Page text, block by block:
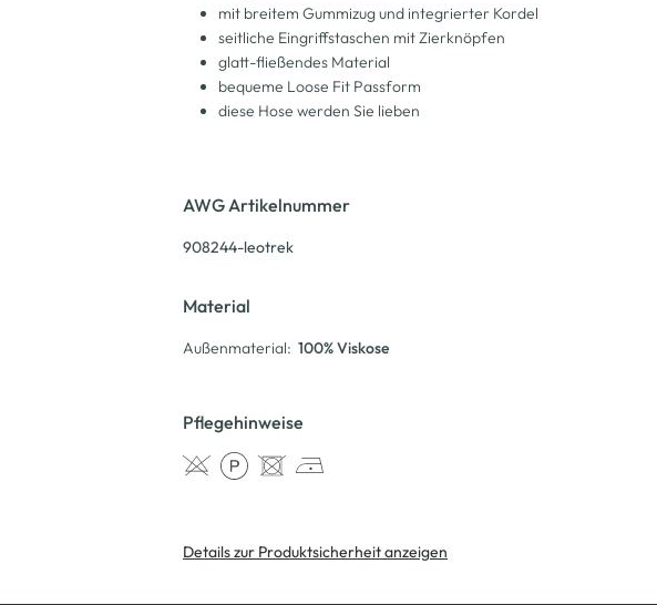
mit breitem Gummizug und integrierter Kordel
seitliche Eingriffstaschen mit Zierknöpfen
glatt-fließendes Material
bequeme Loose Fit Passform
diese Hose werden Sie lieben
AWG Artikelnummer
908244-leotrek
Material
Außenmaterial: 100% Viskose
Pflegehinweise
Details zur Produktsicherheit anzeigen